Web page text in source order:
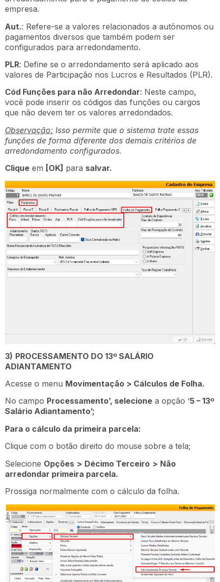
empresa.
Aut.: Refere-se a valores relacionados a autônomos ou
pagamentos diversos que também podem ser
configurados para arredondamento.
PLR: Define se o arredondamento será aplicado aos
valores de Participação nos Lucros e Resultados (PLR).
Cód Funções para não Arredondar: Neste campo,
você pode inserir os códigos das funções ou cargos
que não devem ter os valores arredondados.
Observação: Isso permite que o sistema trate essas
funções de forma diferente dos demais critérios de
arredondamento configurados.
Clique em [OK] para salvar.
3) PROCESSAMENTO DO 13º SALÁRIO
ADIANTAMENTO
Acesse o menu Movimentação > Cálculos de Folha.
No campo Processamento’, selecione a opção ‘5 – 13º
Salário Adiantamento’;
Para o cálculo da primeira parcela:
Clique com o botão direito do mouse sobre a tela;
Selecione Opções > Décimo Terceiro > Não
arredondar primeira parcela.
Prossiga normalmente com o cálculo da folha.